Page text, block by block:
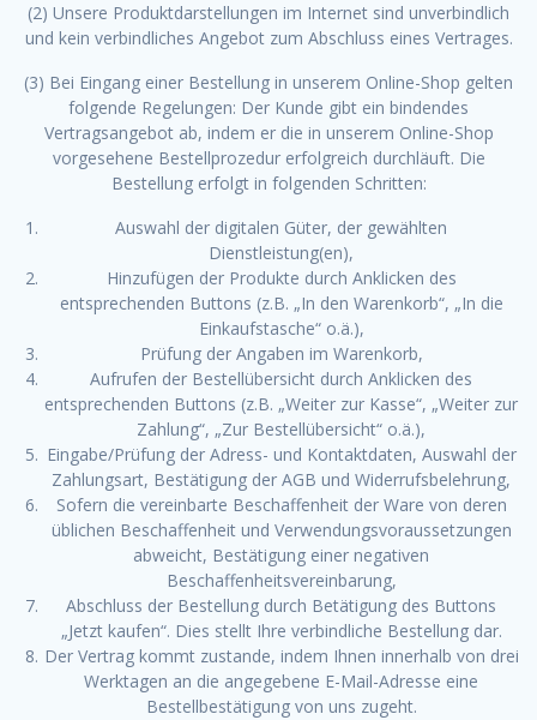
(2) Unsere Produktdarstellungen im Internet sind unverbindlich
und kein verbindliches Angebot zum Abschluss eines Vertrages.
(3) Bei Eingang einer Bestellung in unserem Online-Shop gelten
folgende Regelungen: Der Kunde gibt ein bindendes
Vertragsangebot ab, indem er die in unserem Online-Shop
vorgesehene Bestellprozedur erfolgreich durchläuft. Die
Bestellung erfolgt in folgenden Schritten:
Auswahl der digitalen Güter, der gewählten
Dienstleistung(en),
Hinzufügen der Produkte durch Anklicken des
entsprechenden Buttons (z.B. „In den Warenkorb“, „In die
Einkaufstasche“ o.ä.),
Prüfung der Angaben im Warenkorb,
Aufrufen der Bestellübersicht durch Anklicken des
entsprechenden Buttons (z.B. „Weiter zur Kasse“, „Weiter zur
Zahlung“, „Zur Bestellübersicht“ o.ä.),
Eingabe/Prüfung der Adress- und Kontaktdaten, Auswahl der
Zahlungsart, Bestätigung der AGB und Widerrufsbelehrung,
Sofern die vereinbarte Beschaffenheit der Ware von deren
üblichen Beschaffenheit und Verwendungsvoraussetzungen
abweicht, Bestätigung einer negativen
Beschaffenheitsvereinbarung,
Abschluss der Bestellung durch Betätigung des Buttons
„Jetzt kaufen“. Dies stellt Ihre verbindliche Bestellung dar.
Der Vertrag kommt zustande, indem Ihnen innerhalb von drei
Werktagen an die angegebene E-Mail-Adresse eine
Bestellbestätigung von uns zugeht.